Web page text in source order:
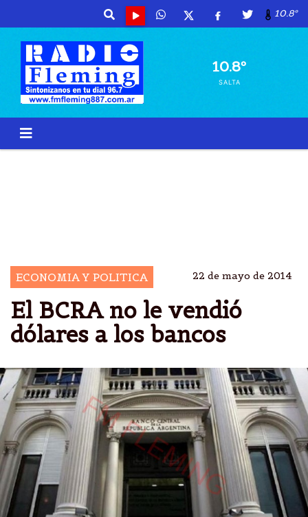
10.8º
10.8º
SALTA
ECONOMIA Y POLITICA 22 de mayo de 2014
El BCRA no le vendió
dólares a los bancos